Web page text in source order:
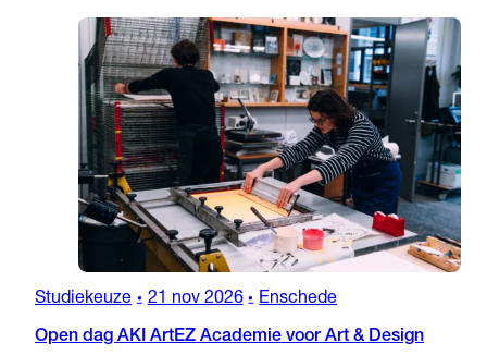
Studiekeuze • 21 nov 2026 • Enschede
Open dag AKI ArtEZ Academie voor Art & Design